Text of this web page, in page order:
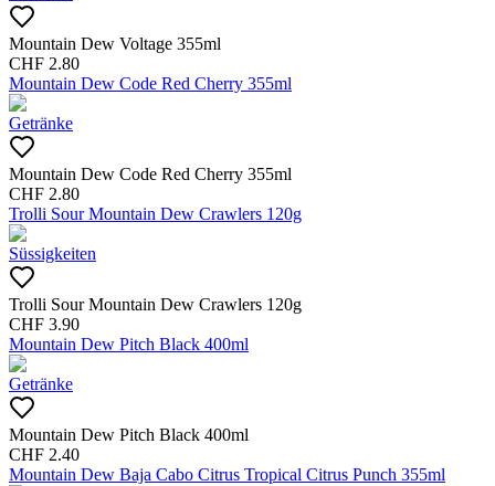
Mountain Dew Voltage 355ml
CHF 2.80
Mountain Dew Code Red Cherry 355ml
Getränke
Mountain Dew Code Red Cherry 355ml
CHF 2.80
Trolli Sour Mountain Dew Crawlers 120g
Süssigkeiten
Trolli Sour Mountain Dew Crawlers 120g
CHF 3.90
Mountain Dew Pitch Black 400ml
Getränke
Mountain Dew Pitch Black 400ml
CHF 2.40
Mountain Dew Baja Cabo Citrus Tropical Citrus Punch 355ml